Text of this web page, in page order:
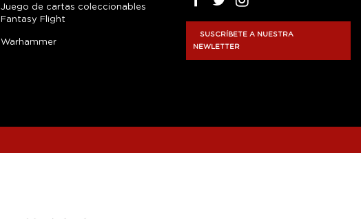
Juego de cartas coleccionables
Fantasy Flight
Warhammer
SUSCRÍBETE A NUESTRA
NEWLETTER